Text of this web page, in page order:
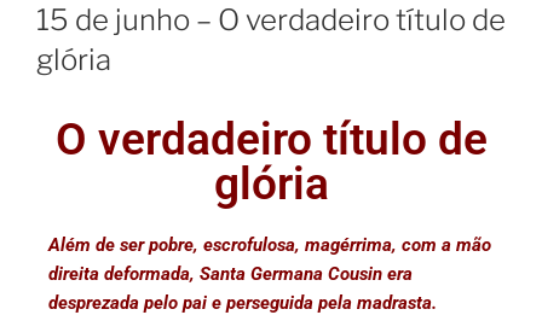
15 de junho – O verdadeiro título de
glória
O verdadeiro título de
glória
Além de ser pobre, escrofulosa, magérrima, com a mão
direita deformada, Santa Germana Cousin era
desprezada pelo pai e perseguida pela madrasta.